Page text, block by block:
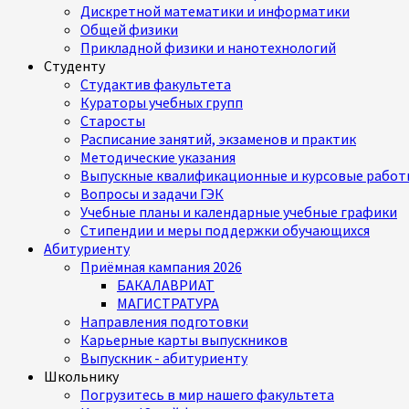
Дискретной математики и информатики
Общей физики
Прикладной физики и нанотехнологий
Студенту
Студактив факультета
Кураторы учебных групп
Старосты
Расписание занятий, экзаменов и практик
Методические указания
Выпускные квалификационные и курсовые
Вопросы и задачи ГЭК
Учебные планы и календарные учебные графики
Стипендии и меры поддержки обучающихся
Абитуриенту
Приёмная кампания 2026
БАКАЛАВРИАТ
МАГИСТРАТУРА
Направления подготовки
Карьерные карты выпускников
Выпускник - абитуриенту
Школьнику
Погрузитесь в мир нашего факультета